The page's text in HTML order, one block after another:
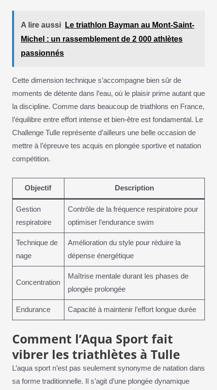
A lire aussi
Le triathlon Bayman au Mont-Saint-
Michel : un rassemblement de 2 000 athlètes
passionnés
Cette dimension technique s’accompagne bien sûr de
moments de détente dans l’eau, où le plaisir prime autant que
la discipline. Comme dans beaucoup de triathlons en France,
l’équilibre entre effort intense et bien-être est fondamental. Le
Challenge Tulle représente d’ailleurs une belle occasion de
mettre à l’épreuve tes acquis en plongée sportive et natation
compétition.
Objectif Description
Gestion
respiratoire
Contrôle de la fréquence respiratoire pour
optimiser l’endurance swim
Technique de
nage
Amélioration du style pour réduire la
dépense énergétique
Concentration
Maîtrise mentale durant les phases de
plongée prolongée
Endurance Capacité à maintenir l’effort longue durée
Comment l’Aqua Sport fait
vibrer les triathlètes à Tulle
L’aqua sport n’est pas seulement synonyme de natation dans
sa forme traditionnelle. Il s’agit d’une plongée dynamique